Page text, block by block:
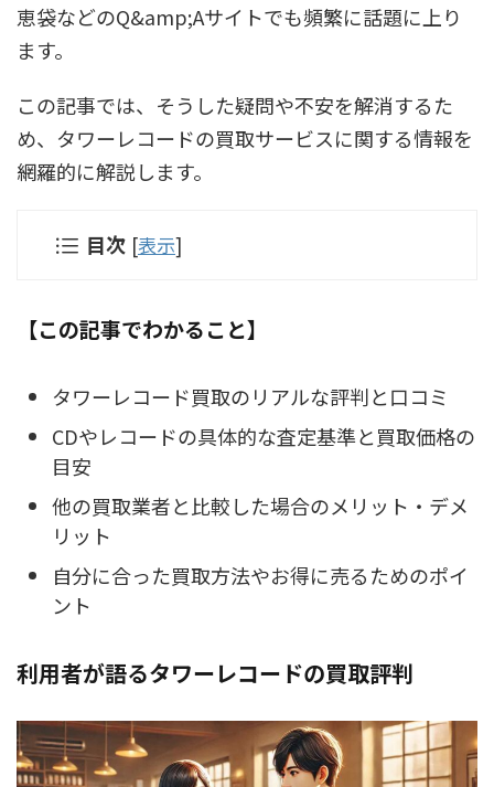
恵袋などのQ&amp;Aサイトでも頻繁に話題に上り
ます。
この記事では、そうした疑問や不安を解消するた
め、タワーレコードの買取サービスに関する情報を
網羅的に解説します。
目次 [表示]
【この記事でわかること】
タワーレコード買取のリアルな評判と口コミ
CDやレコードの具体的な査定基準と買取価格の
目安
他の買取業者と比較した場合のメリット・デメ
リット
自分に合った買取方法やお得に売るためのポイ
ント
利用者が語るタワーレコードの買取評判